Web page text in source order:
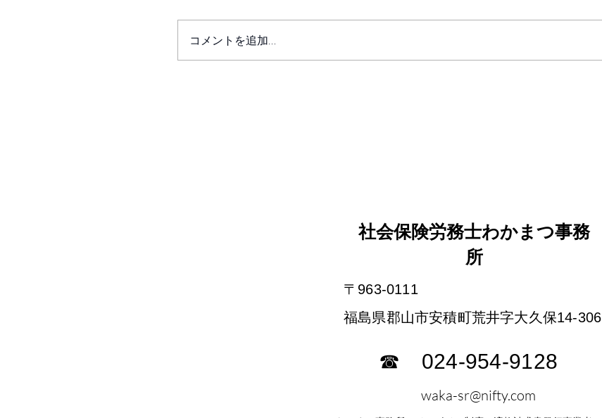
今年の畑
コメントを追加…
社会保険労務士わかまつ事務
所
〒963-0111
​福島県郡山市安積町荒井字大久保14-306
☎ 024-954-9128
waka-sr@nifty.com